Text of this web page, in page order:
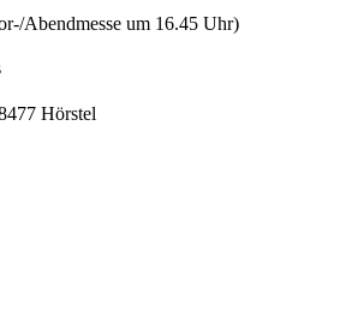
Abendmesse um 16.45 Uhr)
Hörstel